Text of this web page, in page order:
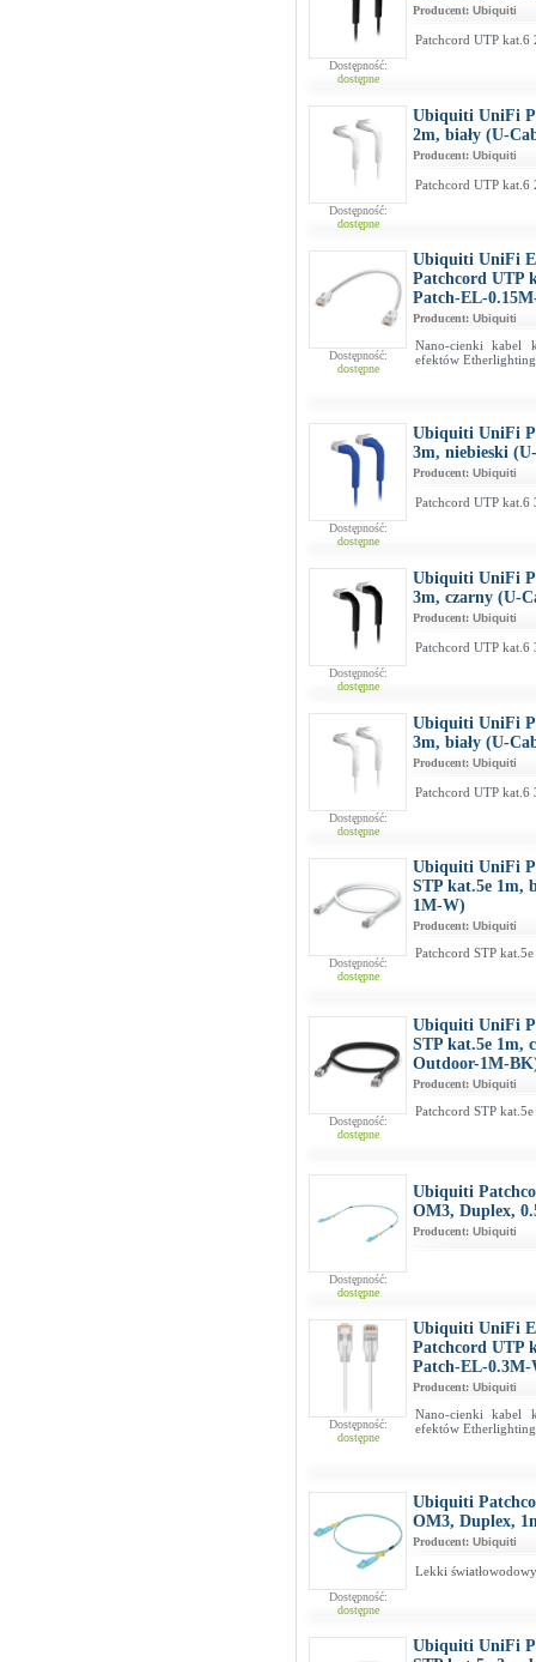
Dostępność:
dostępne
Producent: Ubiquiti
Patchcord UTP kat.6
Dostępność:
dostępne
Ubiquiti UniFi
2m, biały (U-
Producent: Ubiquiti
Patchcord UTP kat.6
Dostępność:
dostępne
Ubiquiti UniFi
Patchcord UTP
Patch-EL-
Producent: Ubiquiti
Nano-cienki kabel
efektów
Dostępność:
dostępne
Ubiquiti UniFi
3m, niebieski
Producent: Ubiquiti
Patchcord UTP kat.6
Dostępność:
dostępne
Ubiquiti UniFi
3m, czarny (U-
Producent: Ubiquiti
Patchcord UTP kat.6
Dostępność:
dostępne
Ubiquiti UniFi
3m, biały (U-
Producent: Ubiquiti
Patchcord UTP kat.6
Dostępność:
dostępne
Ubiquiti UniFi
STP kat.5e 1m,
1M-W)
Producent: Ubiquiti
Patchcord STP
Dostępność:
dostępne
Ubiquiti UniFi
STP kat.5e 1m,
Outdoor-1M-
Producent: Ubiquiti
Patchcord STP
Dostępność:
dostępne
Ubiquiti
OM3, Duplex,
Producent: Ubiquiti
Dostępność:
dostępne
Ubiquiti UniFi
Patchcord UTP
Patch-EL-0.3M-
Producent: Ubiquiti
Nano-cienki kabel
efektów
Dostępność:
dostępne
Ubiquiti
OM3, Duplex,
Producent: Ubiquiti
Lekki
Ubiquiti UniFi